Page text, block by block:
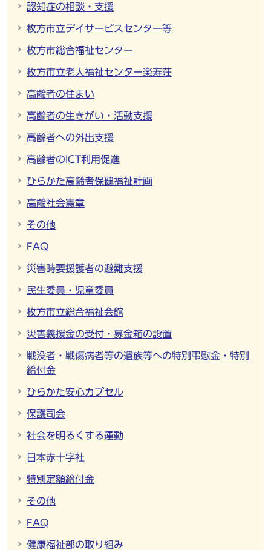
認知症の相談・支援
枚方市立デイサービスセンター等
枚方市総合福祉センター
枚方市立老人福祉センター楽寿荘
高齢者の住まい
高齢者の生きがい・活動支援
高齢者への外出支援
高齢者のICT利用促進
ひらかた高齢者保健福祉計画
高齢社会憲章
その他
FAQ
災害時要援護者の避難支援
民生委員・児童委員
枚方市立総合福祉会館
災害義援金の受付・募金箱の設置
戦没者・戦傷病者等の遺族等への特別弔慰金・特別
給付金
ひらかた安心カプセル
保護司会
社会を明るくする運動
日本赤十字社
特別定額給付金
その他
FAQ
健康福祉部の取り組み